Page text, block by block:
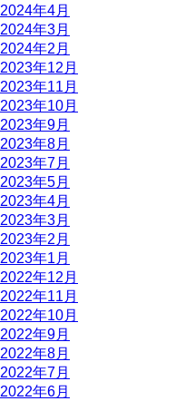
2024年4月
2024年3月
2024年2月
2023年12月
2023年11月
2023年10月
2023年9月
2023年8月
2023年7月
2023年5月
2023年4月
2023年3月
2023年2月
2023年1月
2022年12月
2022年11月
2022年10月
2022年9月
2022年8月
2022年7月
2022年6月